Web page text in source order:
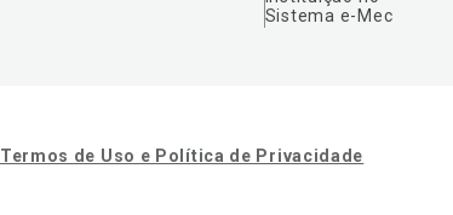
Sistema e-Mec
Termos de Uso e Política de Privacidade